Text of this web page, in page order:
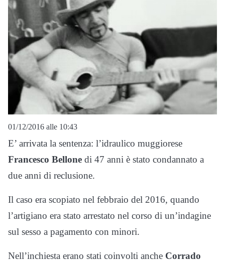
01/12/2016 alle 10:43
E’ arrivata la sentenza: l’idraulico muggiorese
Francesco Bellone di 47 anni è stato condannato a
due anni di reclusione.
Il caso era scopiato nel febbraio del 2016, quando
l’artigiano era stato arrestato nel corso di un’indagine
sul sesso a pagamento con minori.
Nell’inchiesta erano stati coinvolti anche Corrado